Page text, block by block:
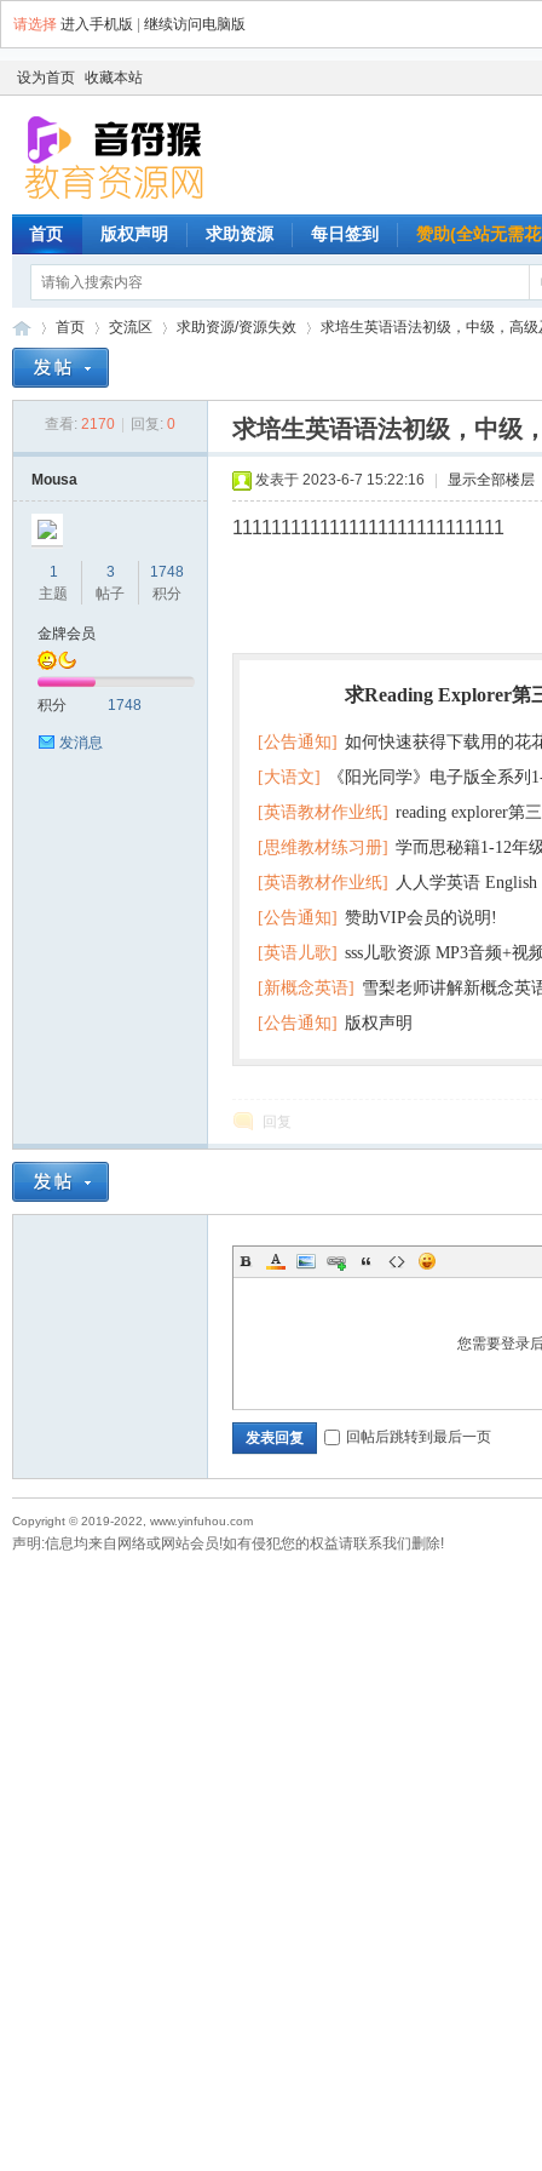
请选择 进入手机版 继续访问电脑版
设为首页 收藏本站
首页 版权声明 求助资源 每日签到 赞助(全站无需
教
首页
›
交流区
›
求助资源/资源失效
›
求培生英语语法初级，中级，高级
查看: 2170 回复: 0 求培生英语语法初级，中级
Mousa
1
主题
3
帖子
1748
积分
金牌会员
积分 1748
发消息
发表于 2023-6-7 15:22:16 显示全部楼层
1111111111111111111111111111
求Reading Explorer第
[公告通知] 如何快速获得下载用的花
[大语文]
《阳光同学》电子版全系列
+英语
[英语教材作业纸] reading explorer第
+音频 百度云网盘下载
[思维教材练习册] 学而思秘籍1-12年
子版PDF全册 百度网盘
[英语教材作业纸] 人人学英语
版pdf 百度网盘下载
[公告通知] 赞助VIP会员的说明!
[英语儿歌] sss儿歌资源 MP3音频+视
百度云网盘下载
[新概念英语] 雪梨老师讲解新概念英
[公告通知] 版权声明
回复
您需要登录
发表回复 回帖后跳转到最后一页
Copyright © 2019-2022, www.yinfuhou.com
声明:信息均来自网络或网站会员!如有侵犯您的权益请联系我们删除!